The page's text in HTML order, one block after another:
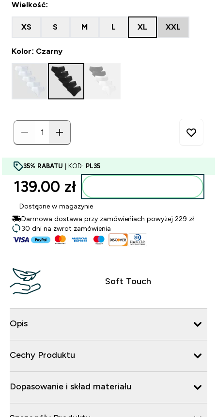
Wielkość:
XS S M L XL XXL
Kolor: Czarny
35% RABATU | KOD: PL35
139.00 zł‎
Dostępne w magazynie
Darmowa dostawa przy zamówieńiach powyżej 229 zł
30 dni na zwrot zamówienia
Soft Touch
Opis
Cechy Produktu
Dopasowanie i skład materiału